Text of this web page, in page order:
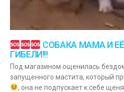
СОБАКА МАМА И
ГИБЕЛИ!!!
Под магазином ощенилась
запущенного мастита, который
, она не подпускает к себе